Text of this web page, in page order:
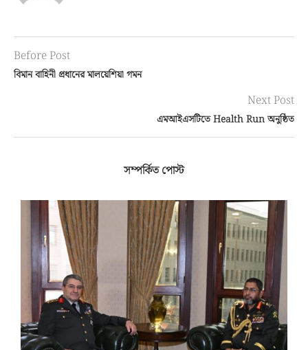
Before Post
বিমান বাহিনী প্রধানের মালয়েশিয়া গমন
Next Post
এমআইএসটিতে Health Run অনুষ্ঠিত
সম্পর্কিত পোস্ট